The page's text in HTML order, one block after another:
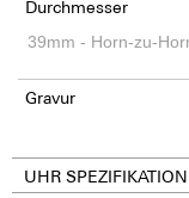
Durchmesser
Gravur
UHR SPEZIFIKATION